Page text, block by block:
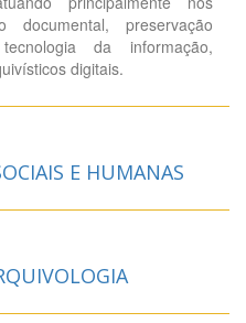
documental, preservação
da informação,
digitais.
E HUMANAS